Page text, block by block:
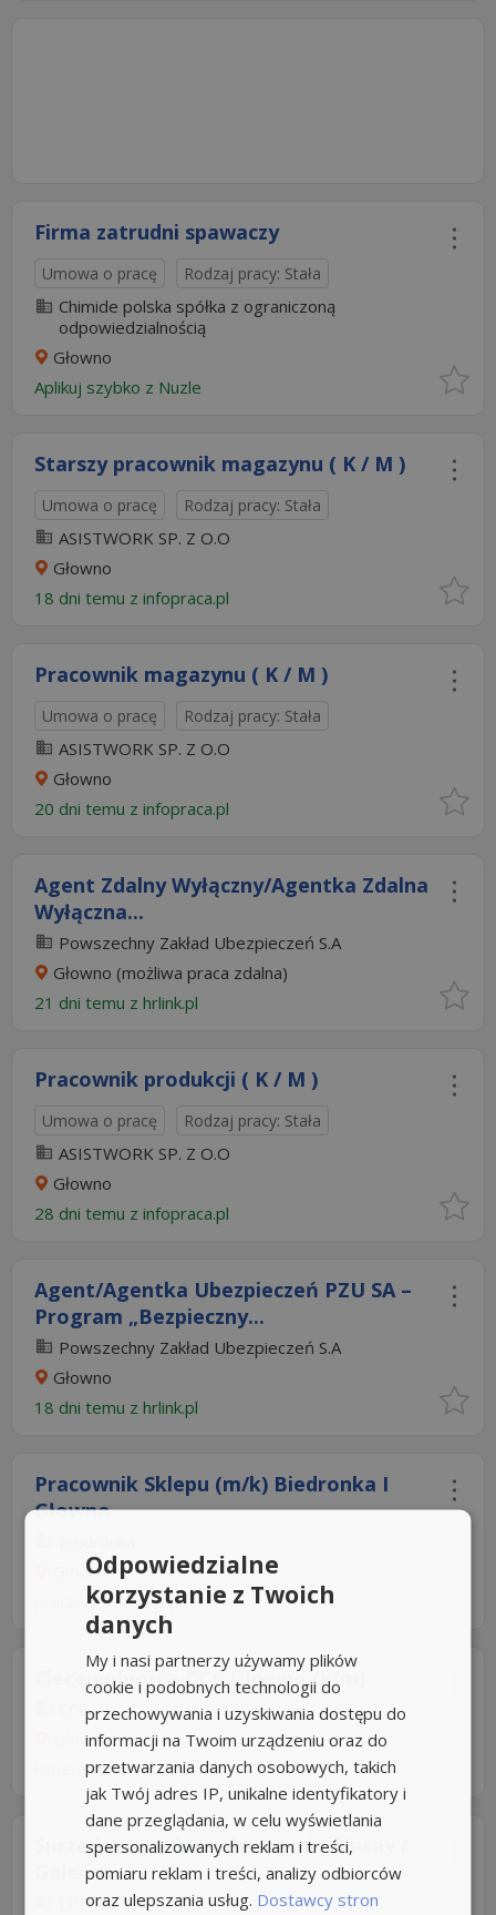
Firma zatrudni spawaczy
Umowa o pracę Rodzaj pracy: Stała
Chimide polska spółka z ograniczoną
odpowiedzialnością
Głowno
Aplikuj szybko z Nuzle
Starszy pracownik magazynu ( K / M )
Umowa o pracę Rodzaj pracy: Stała
ASISTWORK SP. Z O.O
Głowno
18 dni temu z infopraca.pl
Pracownik magazynu ( K / M )
Umowa o pracę Rodzaj pracy: Stała
ASISTWORK SP. Z O.O
Głowno
20 dni temu z infopraca.pl
Agent Zdalny Wyłączny/Agentka Zdalna
Wyłączna...
Powszechny Zakład Ubezpieczeń S.A
Głowno (możliwa praca zdalna)
21 dni temu z hrlink.pl
Pracownik produkcji ( K / M )
Umowa o pracę Rodzaj pracy: Stała
ASISTWORK SP. Z O.O
Głowno
28 dni temu z infopraca.pl
Agent/Agentka Ubezpieczeń PZU SA –
Program „Bezpieczny...
Powszechny Zakład Ubezpieczeń S.A
Głowno
18 dni temu z hrlink.pl
Pracownik Sklepu (m/k) Biedronka I
Głowno
Głowno
pracawbiedronce.pl
Zleceniobiorca CCC Głowno (k/m)
CCC
Głowno
kariera.ccc.eu
Sprzedawca - Sprzedawczyni / Sinsay /
Galeria...
LPP S.A 4,8
Odpowiedzialne
korzystanie z Twoich
danych
My i nasi partnerzy używamy plików
cookie i podobnych technologii do
przechowywania i uzyskiwania dostępu do
informacji na Twoim urządzeniu oraz do
przetwarzania danych osobowych, takich
jak Twój adres IP, unikalne identyfikatory i
dane przeglądania, w celu wyświetlania
spersonalizowanych reklam i treści,
pomiaru reklam i treści, analizy odbiorców
oraz ulepszania usług. Dostawcy stron